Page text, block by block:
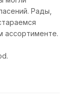
Рады,
ассортименте.